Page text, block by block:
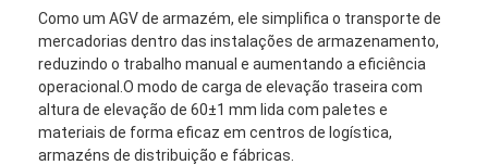
Como um AGV de armazém, ele simplifica o transporte de
mercadorias dentro das instalações de armazenamento,
reduzindo o trabalho manual e aumentando a eficiência
operacional.O modo de carga de elevação traseira com
altura de elevação de 60±1 mm lida com paletes e
materiais de forma eficaz em centros de logística,
armazéns de distribuição e fábricas.